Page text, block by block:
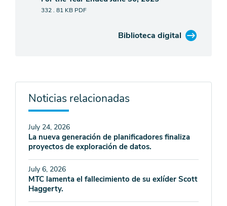
332 . 81 KB PDF
Biblioteca digital
Noticias relacionadas
July 24, 2026
La nueva generación de planificadores finaliza
proyectos de exploración de datos.
July 6, 2026
MTC lamenta el fallecimiento de su exlíder Scott
Haggerty.